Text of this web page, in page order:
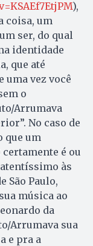
),
coisa, um
ser, do qual
identidade
que até
uma vez você
o
Arrumava
No caso de
que um
é ou
às
São Paulo,
música ao
da
Arrumava sua
e pra a